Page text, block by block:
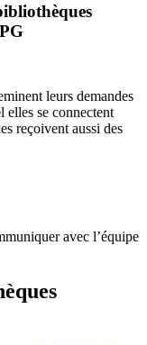
leurs demandes
elles se connectent
reçoivent aussi des
avec l’équipe